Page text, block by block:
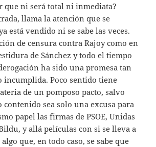
que ni será total ni inmediata?
llama la atención que se
está vendido ni se sabe las veces.
de censura contra Rajoy como en
de Sánchez y todo el tiempo
ha sido una promesa tan
incumplida. Poco sentido tiene
de un pomposo pacto, salvo
contenido sea solo una excusa para
papel las firmas de PSOE, Unidas
y allá películas con si se lleva a
que, en todo caso, se sabe que